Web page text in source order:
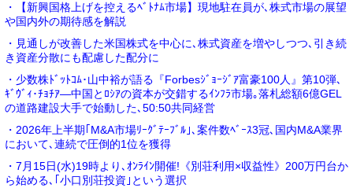
・【新興国格上げを控えるﾍﾞﾄﾅﾑ市場】現地駐在員が､株式市場の展望
や国内外の期待感を解説
・見通しが改善した米国株式を中心に､株式資産を増やしつつ､引き続
き資産分散にも配慮した配分に
・少数株ﾄﾞｯﾄｺﾑ･山中裕が語る『Forbesｼﾞｮｰｼﾞｱ富豪100人』第10弾､
ｷﾞｳﾞｨ･ﾁｮﾁｱ―中国とﾛｼｱの資本が交錯するｲﾝﾌﾗ市場｡落札総額6億GEL
の道路建設大手で始動した､50:50共同経営
・2026年上半期｢M&A市場ﾘｰｸﾞﾃｰﾌﾞﾙ｣､案件数ﾍﾞｰｽ3冠､国内M&A業界
において､連続で圧倒的1位を獲得
・7月15日(水)19時より､ｵﾝﾗｲﾝ開催!《別荘利用×収益性》200万円台か
ら始める､｢小口別荘投資｣という選択